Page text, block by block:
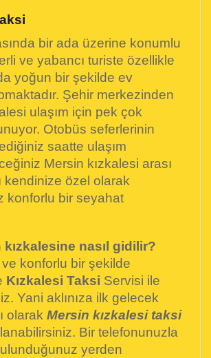
bir ada üzerine konumlu
ve yabancı turiste özellikle
yoğun bir şekilde ev
Şehir merkezinden
ulaşım için pek çok
Otobüs seferlerinin
saatte ulaşım
Mersin kızkalesi arası
kendinize özel olarak
konforlu bir seyahat
kızkalesine nasıl gidilir?
konforlu bir şekilde
Kızkalesi Taksi Servisi ile
Yani aklınıza ilk gelecek
olarak Mersin kızkalesi taksi
Bir telefonunuzla
yerden